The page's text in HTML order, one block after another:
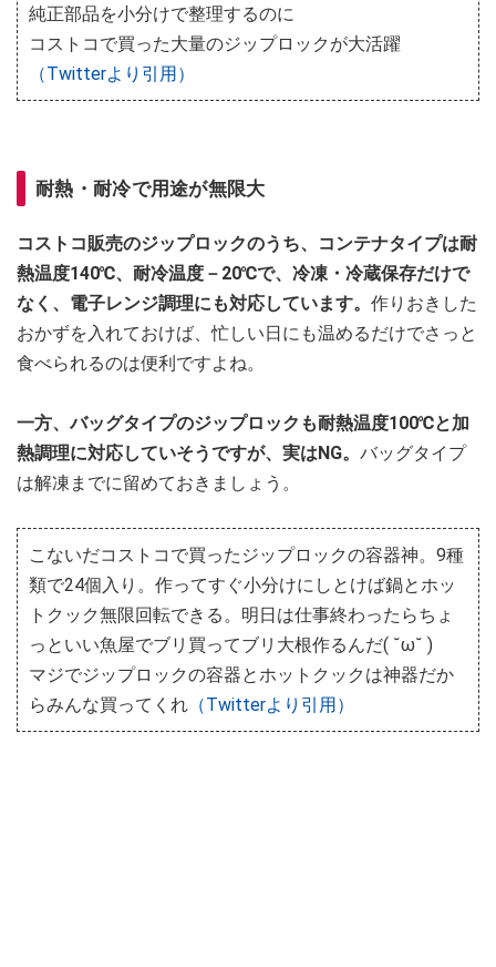
純正部品を小分けで整理するのに
コストコで買った大量のジップロックが大活躍
（Twitterより引用）
耐熱・耐冷で用途が無限大
コストコ販売のジップロックのうち、コンテナタイプは耐
熱温度140℃、耐冷温度－20℃で、冷凍・冷蔵保存だけで
なく、電子レンジ調理にも対応しています。 作りおきした
おかずを入れておけば、忙しい日にも温めるだけでさっと
食べられるのは便利ですよね。
一方、バッグタイプのジップロックも耐熱温度100℃と加
熱調理に対応していそうですが、実はNG。 バッグタイプ
は解凍までに留めておきましょう。
こないだコストコで買ったジップロックの容器神。9種
類で24個入り。作ってすぐ小分けにしとけば鍋とホッ
トクック無限回転できる。明日は仕事終わったらちょ
っといい魚屋でブリ買ってブリ大根作るんだ( ˘ω˘ )
マジでジップロックの容器とホットクックは神器だか
らみんな買ってくれ （Twitterより引用）